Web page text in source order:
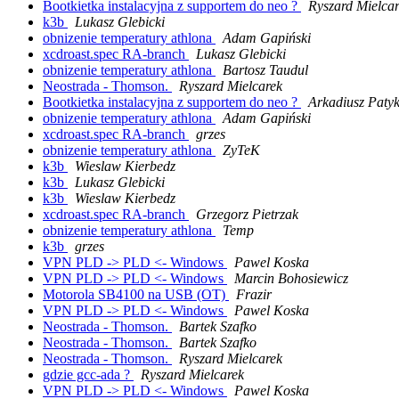
Bootkietka instalacyjna z supportem do neo ?
Ryszard
k3b
Lukasz Glebicki
obnizenie temperatury athlona
Adam Gapiński
xcdroast.spec RA-branch
Lukasz Glebicki
obnizenie temperatury athlona
Bartosz Taudul
Neostrada - Thomson.
Ryszard Mielcarek
Bootkietka instalacyjna z supportem do neo ?
Arkadiusz Patyk
obnizenie temperatury athlona
Adam Gapiński
xcdroast.spec RA-branch
grzes
obnizenie temperatury athlona
ZyTeK
k3b
Wieslaw Kierbedz
k3b
Lukasz Glebicki
k3b
Wieslaw Kierbedz
xcdroast.spec RA-branch
Grzegorz Pietrzak
obnizenie temperatury athlona
Temp
k3b
grzes
VPN PLD -> PLD <- Windows
Pawel Koska
VPN PLD -> PLD <- Windows
Marcin Bohosiewicz
Motorola SB4100 na USB (OT)
Frazir
VPN PLD -> PLD <- Windows
Pawel Koska
Neostrada - Thomson.
Bartek Szafko
Neostrada - Thomson.
Bartek Szafko
Neostrada - Thomson.
Ryszard Mielcarek
gdzie gcc-ada ?
Ryszard Mielcarek
VPN PLD -> PLD <- Windows
Pawel Koska